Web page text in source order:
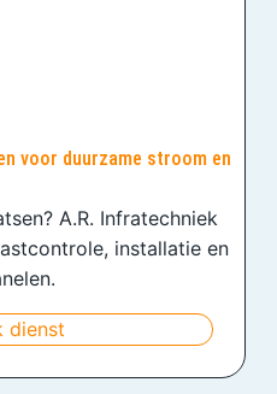
voor duurzame stroom en
A.R. Infratechniek
installatie en
dienst